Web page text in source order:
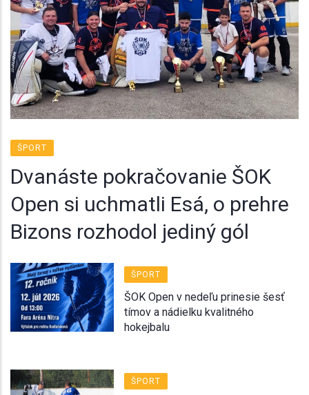
ŠPORT
Dvanáste pokračovanie ŠOK
Open si uchmatli Esá, o prehre
Bizons rozhodol jediný gól
ŠPORT
ŠOK Open v nedeľu prinesie šesť
tímov a nádielku kvalitného
hokejbalu
ŠPORT